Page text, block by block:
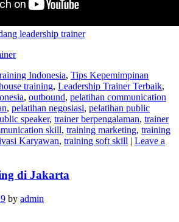
Indonesia, Tips Kepemimpinan
training, Leadership Trainer Terbaik,
, outbound, pelatihan communication
, pelatihan negosiasi, pelatihan public
speaker, trainer berpengalaman, trainer
skill, training marketing, training
Karyawan, training soft skill | Leave a
di Jakarta
by admin